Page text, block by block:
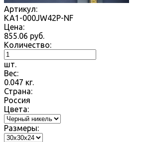
Артикул:
KA1-000JW42P-NF
Цена:
855.06 руб.
Количество:
шт.
Вес:
0.047 кг.
Страна:
Россия
Цвета:
Размеры: